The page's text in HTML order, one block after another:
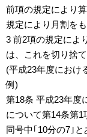
前項の規定により
規定により月割を
3 前2項の規定によ
は、これを切り捨て
(平成23年度におけ
例)
第18条 平成23年度
について第14条第1
同号中｢10分の7｣と